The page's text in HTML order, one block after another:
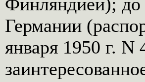
Германии
января 1950 г.